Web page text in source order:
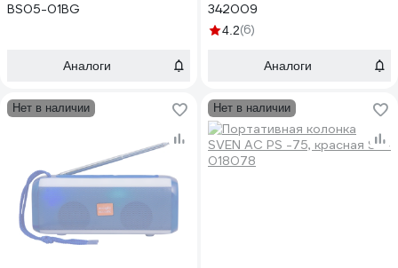
BS05-01BG
Аналоги
342009
4.2(6)
Аналоги
Нет в наличии Нет в наличии